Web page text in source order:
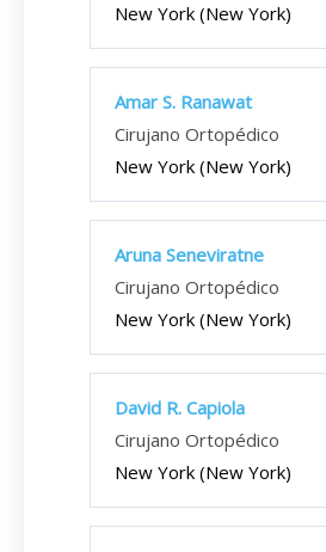
New York (New York)
Amar S. Ranawat
Cirujano Ortopédico
New York (New York)
Aruna Seneviratne
Cirujano Ortopédico
New York (New York)
David R. Capiola
Cirujano Ortopédico
New York (New York)